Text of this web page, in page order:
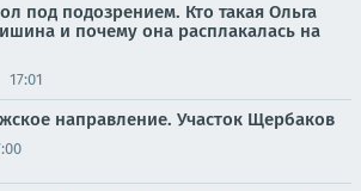
под подозрением. Кто такая Ольга
и почему она расплакалась на
17:01
направление. Участок Щербаков